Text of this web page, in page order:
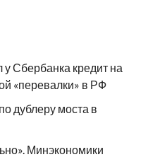
Сбербанка кредит на
«перевалки» в РФ
дублеру моста в
Минэкономики